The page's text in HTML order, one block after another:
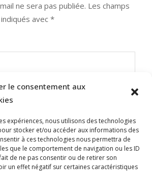
le consentement aux
expériences, nous utilisons des technologies
stocker et/ou accéder aux informations des
à ces technologies nous permettra de
que le comportement de navigation ou les ID
de ne pas consentir ou de retirer son
un effet négatif sur certaines caractéristiques
ne sera pas publiée. Les champs
avec *